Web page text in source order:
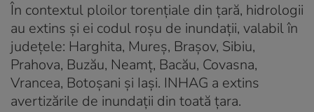
În contextul ploilor torențiale din țară, hidrologii
au extins și ei codul roșu de inundații, valabil în
județele: Harghita, Mureş, Braşov, Sibiu,
Prahova, Buzău, Neamţ, Bacău, Covasna,
Vrancea, Botoşani şi Iaşi. INHAG a extins
avertizările de inundații din toată țara.